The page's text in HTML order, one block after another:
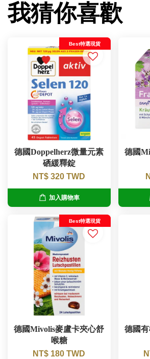
我猜你喜歡
Best特選現貨
德國Doppelherz微量元素
硒緩釋錠
NT$ 320 TWD
加入購物車
德國
Best特選現貨
德國Mivolis麥盧卡夾心舒
喉糖
NT$ 180 TWD
德國